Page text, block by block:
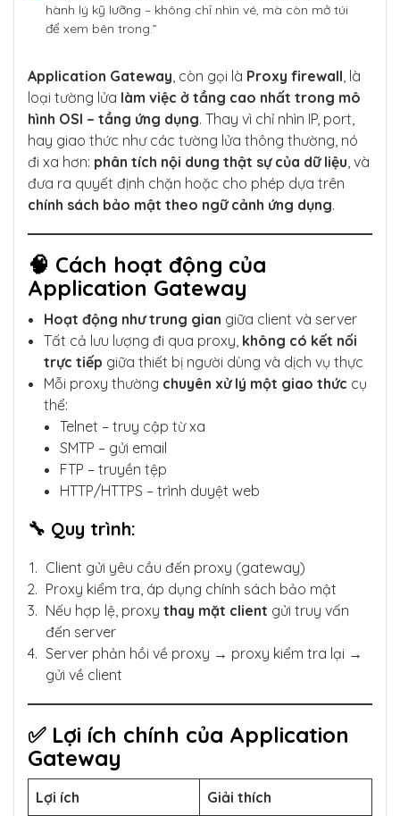
hành lý kỹ lưỡng – không chỉ nhìn vé, mà còn mở túi
để xem bên trong.”
Application Gateway , còn gọi là Proxy firewall , là
loại tường lửa làm việc ở tầng cao nhất trong mô
hình OSI – tầng ứng dụng. Thay vì chỉ nhìn IP, port,
hay giao thức như các tường lửa thông thường, nó
đi xa hơn: phân tích nội dung thật sự của dữ liệu , và
đưa ra quyết định chặn hoặc cho phép dựa trên
chính sách bảo mật theo ngữ cảnh ứng dụng.
🧠 Cách hoạt động của
Application Gateway
Hoạt động như trung gian giữa client và server
Tất cả lưu lượng đi qua proxy, không có kết nối
trực tiếp giữa thiết bị người dùng và dịch vụ thực
Mỗi proxy thường chuyên xử lý một giao thức cụ
thể:
Telnet – truy cập từ xa
SMTP – gửi email
FTP – truyền tệp
HTTP/HTTPS – trình duyệt web
🔧 Quy trình:
Client gửi yêu cầu đến proxy (gateway)
Proxy kiểm tra, áp dụng chính sách bảo mật
Nếu hợp lệ, proxy thay mặt client gửi truy vấn
đến server
Server phản hồi về proxy → proxy kiểm tra lại →
gửi về client
✅ Lợi ích chính của Application
Gateway
Lợi ích Giải thích